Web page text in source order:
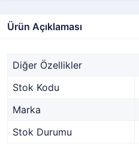
Ürün Açıklaması
Diğer Özellikler
Stok Kodu
Marka
Stok Durumu